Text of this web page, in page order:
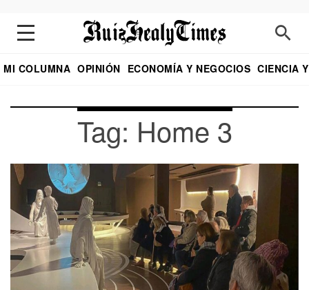
MI COLUMNA OPINIÓN ECONOMÍA Y NEGOCIOS CIENCIA
Tag: Home 3